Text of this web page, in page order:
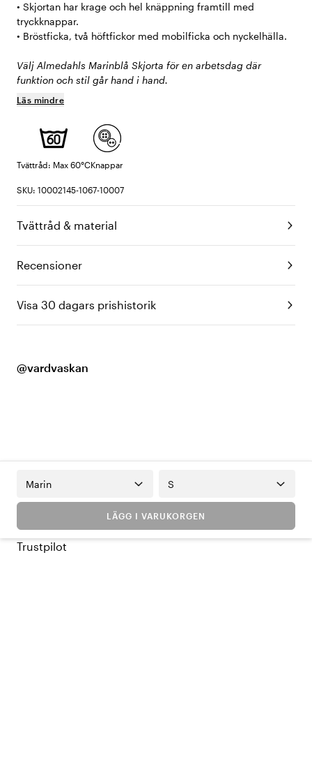
• Skjortan har krage och hel knäppning framtill med
tryckknappar.
• Bröstficka, två höftfickor med mobilficka och nyckelhälla.
Välj Almedahls Marinblå Skjorta för en arbetsdag där
funktion och stil går hand i hand.
Läs mindre
Tvättråd: Max 60°CKnappar
SKU: 10002145-1067-10007
Tvättråd & material
Recensioner
Visa 30 dagars prishistorik
@vardvaskan
Marin S
LÄGG I VARUKORGEN
Trustpilot